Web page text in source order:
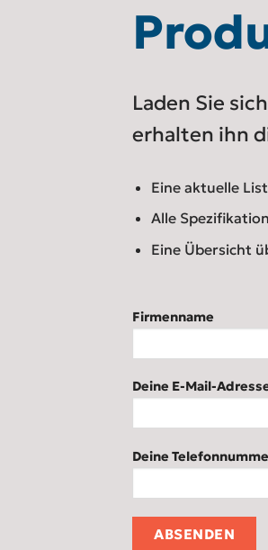
Laden Sie
erhalten ihn
Eine aktuelle
Alle
Eine Übersicht
Firmenname
Deine E-Mail-
Deine